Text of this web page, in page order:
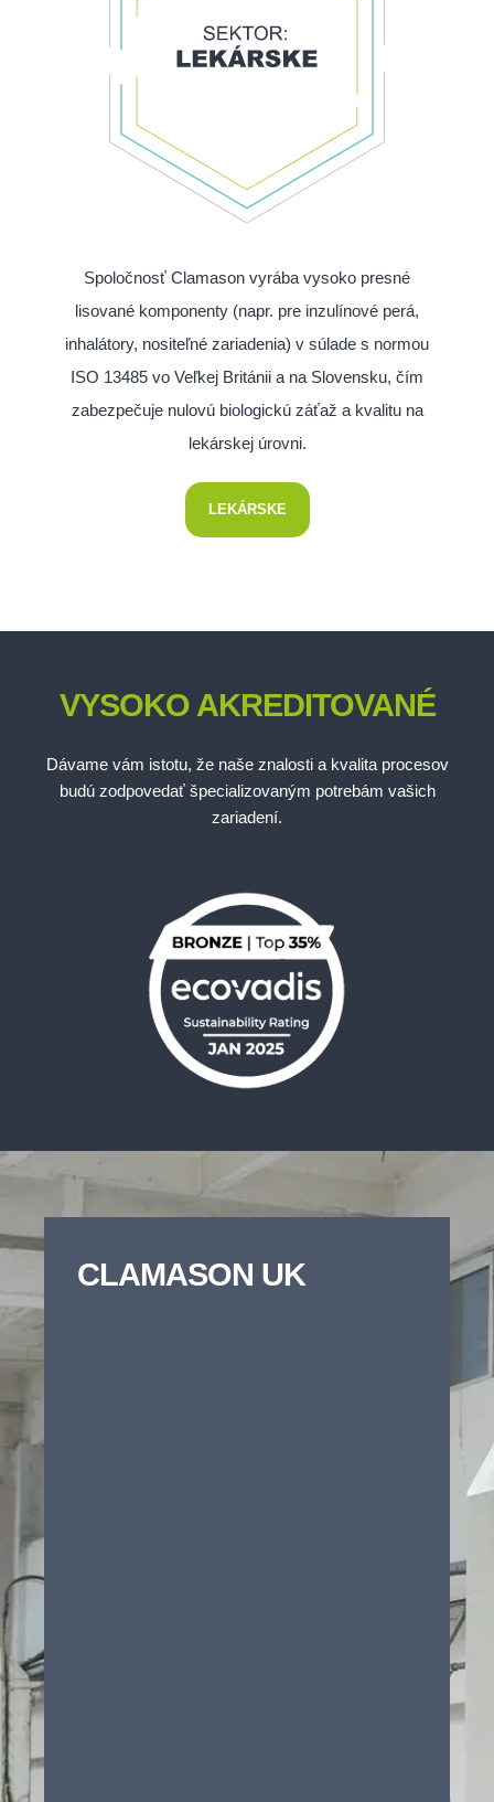
Spoločnosť Clamason vyrába vysoko presné
lisované komponenty (napr. pre inzulínové perá,
inhalátory, nositeľné zariadenia) v súlade s normou
ISO 13485 vo Veľkej Británii a na Slovensku, čím
zabezpečuje nulovú biologickú záťaž a kvalitu na
lekárskej úrovni.
LEKÁRSKE
VYSOKO AKREDITOVANÉ
Dávame vám istotu, že naše znalosti a kvalita procesov
budú zodpovedať špecializovaným potrebám vašich
zariadení.
CLAMASON UK